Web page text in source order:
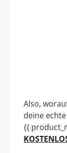
Also,
deine
{{